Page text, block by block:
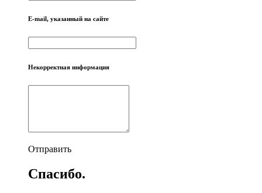
E-mail, указанный на сайте
Некорректная информация
Отправить
Спасибо.